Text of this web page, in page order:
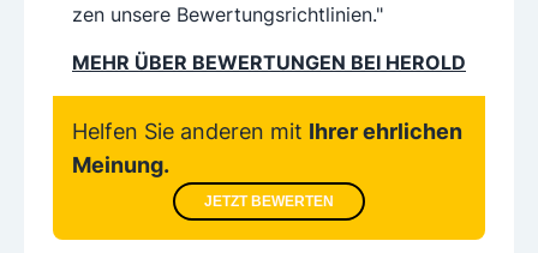
zen unsere Bewertungsrichtlinien."
MEHR ÜBER BEWERTUNGEN BEI HEROLD
Helfen Sie anderen mit Ihrer ehrlichen
Meinung.
JETZT BEWERTEN